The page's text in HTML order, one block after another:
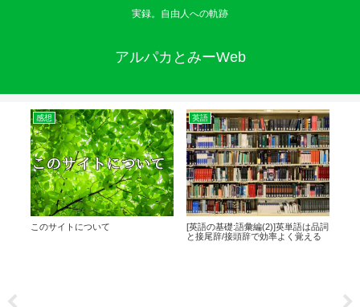
実録。自由人への軌跡
アルパカとみーWeb
感想
このサイトについて
英語
[英語の基礎:語彙編(2)]英単語は品詞
と接尾辞/接頭辞で効率よく覚える